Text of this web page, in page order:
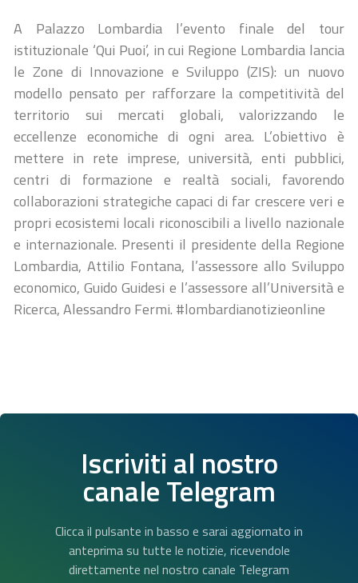
A Palazzo Lombardia l’evento finale del tour
istituzionale ‘Qui Puoi’, in cui Regione Lombardia lancia
le Zone di Innovazione e Sviluppo (ZIS): un nuovo
modello pensato per rafforzare la competitività del
territorio sui mercati globali, valorizzando le
eccellenze economiche di ogni area. L’obiettivo è
mettere in rete imprese, università, enti pubblici,
centri di formazione e realtà sociali, favorendo
collaborazioni strategiche capaci di far crescere veri e
propri ecosistemi locali riconoscibili a livello nazionale
e internazionale. Presenti il presidente della Regione
Lombardia, Attilio Fontana, l’assessore allo Sviluppo
economico, Guido Guidesi e l’assessore all’Università e
Ricerca, Alessandro Fermi. #lombardianotizieonline
Iscriviti al nostro
canale Telegram
Clicca il pulsante in basso e sarai aggiornato in
anteprima su tutte le notizie, ricevendole
direttamente nel nostro canale Telegram